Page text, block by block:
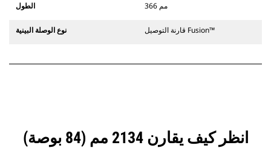
الطول 366 مم
نوع الوصلة البينية قارنة التوصيل Fusion™
انظر كيف يقارن 2134 مم (84 بوصة)